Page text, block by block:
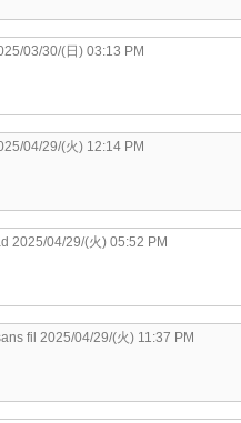
03/30/(日) 03:13 PM
04/29/(火) 12:14 PM
2025/04/29/(火) 05:52 PM
fil 2025/04/29/(火) 11:37 PM